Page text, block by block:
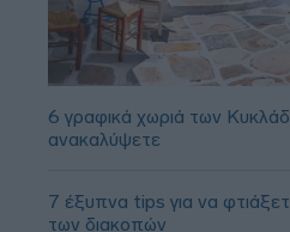
6 γραφικά χωριά των
ανακαλύψετε
7 έξυπνα tips για να
των διακοπών